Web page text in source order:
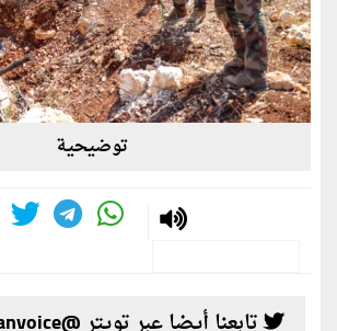
توضيحية